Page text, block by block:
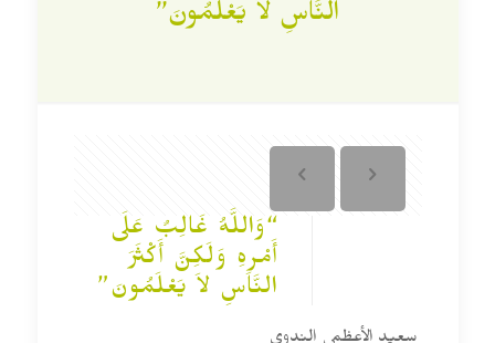
النَّاسِ لاَ يَعْلَمُونَ”
“وَاللَّهُ غَالِبٌ عَلَى
أَمْرِهِ وَلَكِنَّ أَكْثَرَ
النَّاسِ لاَ يَعْلَمُونَ”